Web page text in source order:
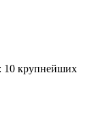
10 крупнейших